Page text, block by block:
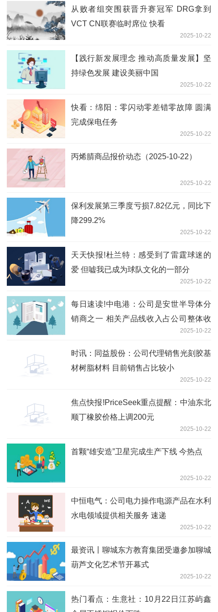
从败者组突围获晋升赛冠军 DRG拿到
VCT CN联赛临时席位 快看
2025-10-22
【践行新发展理念 推动高质量发展】坚
持绿色发展 建设美丽中国
2025-10-22
快看：绵阳：零闪动零差错零故障 圆满
完成保电任务
2025-10-22
丙烯腈商品报价动态（2025-10-22）
2025-10-22
保利发展第三季度亏损7.82亿元，同比下
降299.2%
2025-10-22
天天快报!杜兰特：感受到了雷霆球迷的
爱 但嘘我已成为球队文化的一部分
2025-10-22
每日速读!中电港：公司是安世半导体分
销商之一 相关产品线收入占公司整体收
2025-10-22
时讯：同益股份：公司代理销售光刻胶基
材树脂材料 目前销售占比较小
2025-10-22
焦点快报!PriceSeek重点提醒：中油东北
顺丁橡胶价格上调200元
2025-10-22
首颗“雄安造”卫星完成生产下线 今热点
2025-10-22
中恒电气：公司电力操作电源产品在水利
水电领域提供相关服务 速递
2025-10-22
最资讯丨聊城东方教育集团受邀参加聊城
葫芦文化艺术节开幕式
2025-10-22
热门看点：生意社：10月22日江苏屿鑫